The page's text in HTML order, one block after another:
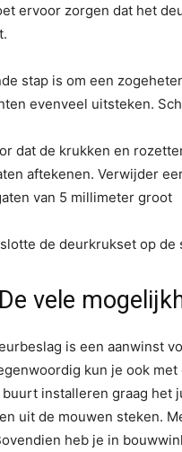
ervoor zorgen dat het
stap is om een
evenveel uitsteken.
dat de krukken en
aftekenen. Verwijder
van 5 millimeter groot
de deurkrukset op
vele
is een aanwinst
kun je ook
installeren graag het
uit de mouwen steken.
heb je in